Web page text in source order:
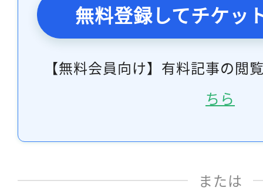
無料登録してチケッ
【無料会員向け】有料記事の閲
ちら
または